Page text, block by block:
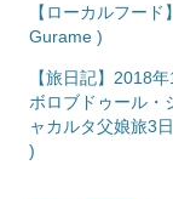
【ローカルフード
Gurame )
【旅日記】2018
ボロブドゥール・
ャカルタ父娘旅3
)